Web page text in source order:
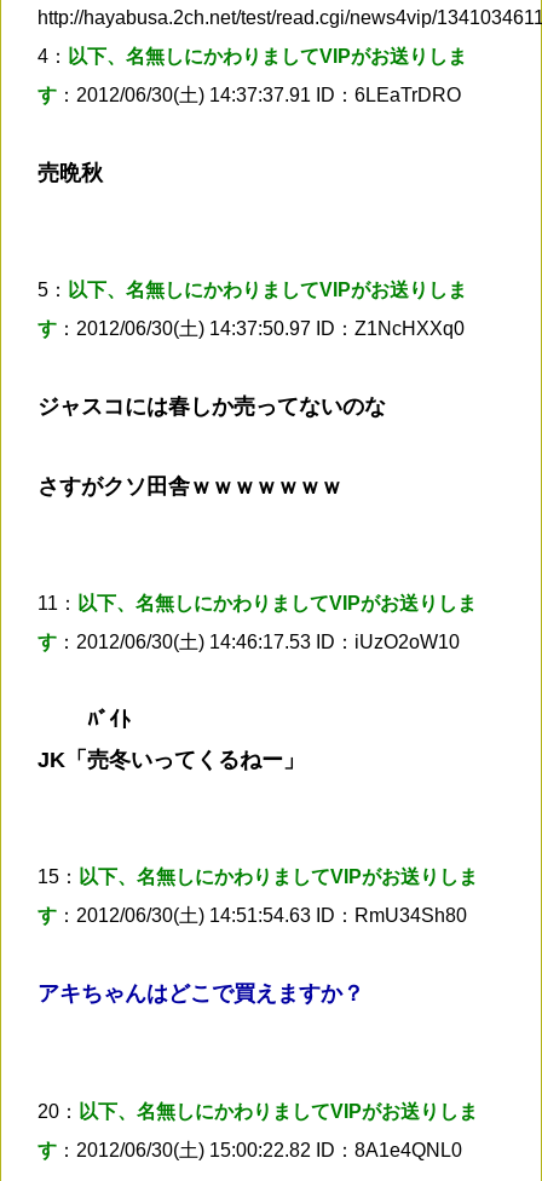
http://hayabusa.2ch.net/test/read.cgi/news4vip/
4： 以下、名無しにかわりましてVIPがお送りしま
す ：2012/06/30(土) 14:37:37.91 ID：6LEaTrDRO
売晩秋
5： 以下、名無しにかわりましてVIPがお送りしま
す ：2012/06/30(土) 14:37:50.97 ID：Z1NcHXXq0
ジャスコには春しか売ってないのな
さすがクソ田舎ｗｗｗｗｗｗｗ
11： 以下、名無しにかわりましてVIPがお送りしま
す ：2012/06/30(土) 14:46:17.53 ID：iUzO2oW10
ﾊﾞｲﾄ
JK「売冬いってくるねー」
15： 以下、名無しにかわりましてVIPがお送りしま
す ：2012/06/30(土) 14:51:54.63 ID：RmU34Sh80
アキちゃんはどこで買えますか？
20： 以下、名無しにかわりましてVIPがお送りしま
す ：2012/06/30(土) 15:00:22.82 ID：8A1e4QNL0